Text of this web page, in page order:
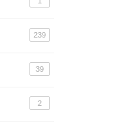
239
39
2